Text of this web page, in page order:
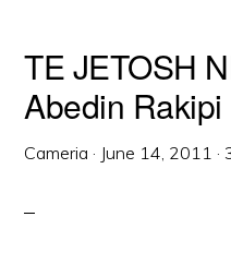
TE JETOSH
Abedin Rakipi
Cameria · June 14, 2011 ·